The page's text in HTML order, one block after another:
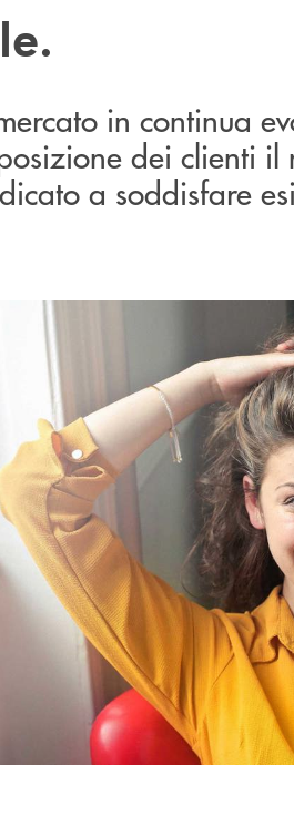
in continua
dei clienti il
a soddisfare